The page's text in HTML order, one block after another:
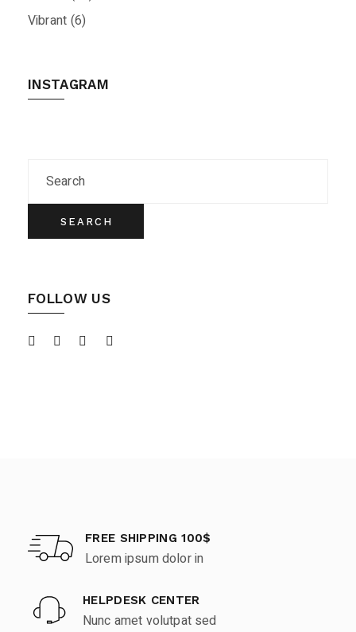
Vibrant (6)
INSTAGRAM
SEARCH
FOLLOW US
FREE SHIPPING 100$
Lorem ipsum dolor in
HELPDESK CENTER
Nunc amet volutpat sed